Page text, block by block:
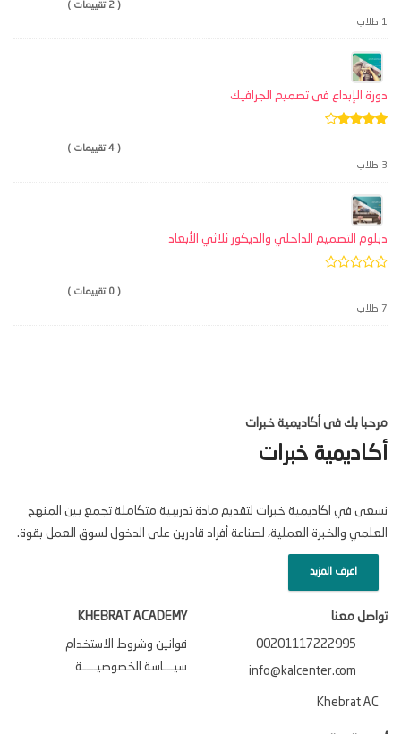
( 2 تقييمات )
1 طلاب
دورة الإبداع فى تصميم الجرافيك
( 4 تقييمات )
3 طلاب
دبلوم التصميم الداخلي والديكور ثلاثي الأبعاد
( 0 تقييمات )
7 طلاب
مرحبا بك فى أكاديمية خبرات
أكاديمية خبرات
نسعى في اكاديمية خبرات لتقديم مادة تدريبية متكاملة تجمع بين المنهج
العلمي والخبرة العملية، لصناعة أفراد قادرين على الدخول لسوق العمل بقوة.
اعرف المزيد
تواصل معنا
00201117222995
info@kalcenter.com
Khebrat AC
KHEBRAT ACADEMY
قوانين وشروط الاستخدام
سيـــاسة الخصوصيــــة